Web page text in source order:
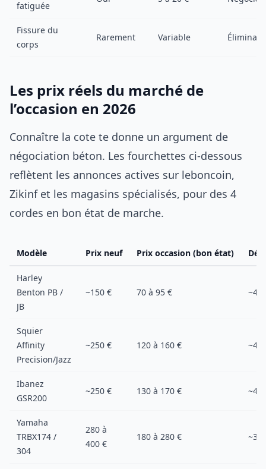
fatiguée
Fissure du
corps
Rarement Variable
Les prix réels du marché de
l’occasion en 2026
Connaître la cote te donne un argument de
négociation béton. Les fourchettes ci-dessous
reflètent les annonces actives sur leboncoin,
Zikinf et les magasins spécialisés, pour des 4
cordes en bon état de marche.
Modèle Prix neuf Prix occasion (bon état)
Harley
Benton PB /
JB
~150 € 70 à 95 € ~45
Squier
Affinity
Precision/Jazz
~250 € 120 à 160 € ~45
Ibanez
GSR200
~250 € 130 à 170 € ~40
Yamaha
TRBX174 /
304
280 à
400 €
180 à 280 € ~35